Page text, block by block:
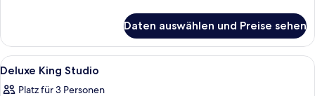
Studio
Daten auswählen und Preise sehen
Alle
Fotos
Zimmersafe, Schreibtisch,
7
Deluxe King Studio
Platz für 3 Personen